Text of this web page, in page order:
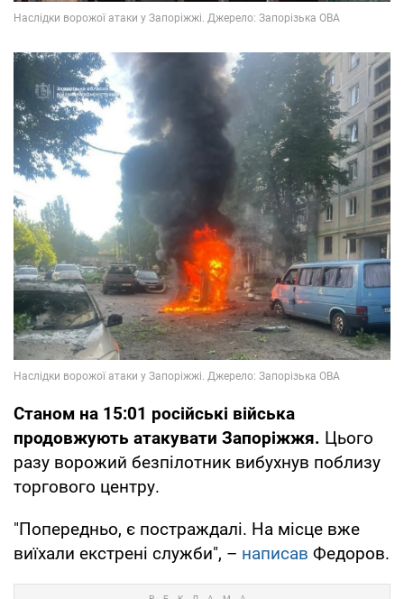
Станом на 15:01 російські війська
продовжують атакувати Запоріжжя. Цього
разу ворожий безпілотник вибухнув поблизу
торгового центру.
"Попередньо, є постраждалі. На місце вже
виїхали екстрені служби", – написав Федоров.